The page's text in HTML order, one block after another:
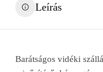
Leírás
Barátságos vidéki